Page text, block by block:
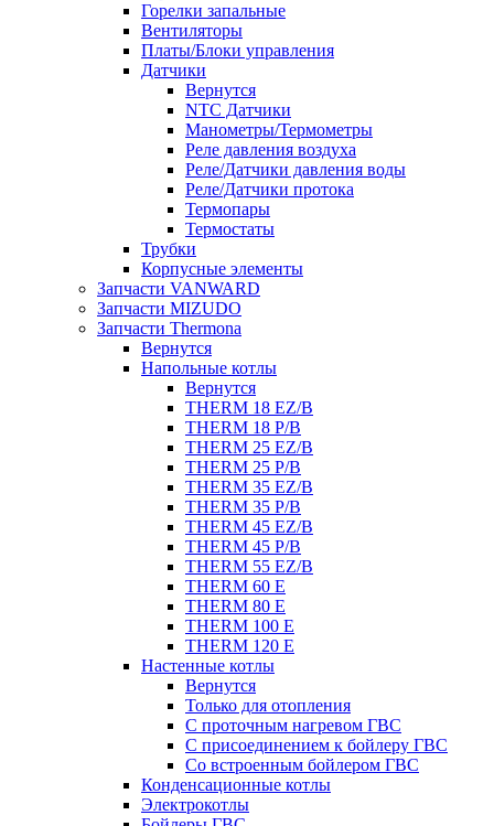
Горелки запальные
Вентиляторы
Платы/Блоки управления
Датчики
Вернутся
NTC Датчики
Манометры/Термометры
Реле давления воздуха
Реле/Датчики давления воды
Реле/Датчики протока
Термопары
Термостаты
Трубки
Корпусные элементы
Запчасти VANWARD
Запчасти MIZUDO
Запчасти Thermona
Вернутся
Напольные котлы
Вернутся
THERM 18 EZ/B
THERM 18 P/B
THERM 25 EZ/B
THERM 25 P/B
THERM 35 EZ/B
THERM 35 P/B
THERM 45 EZ/B
THERM 45 P/B
THERM 55 EZ/B
THERM 60 E
THERM 80 E
THERM 100 E
THERM 120 E
Настенные котлы
Вернутся
Только для отопления
С проточным нагревом ГВС
С присоединением к бойлеру ГВС
Со встроенным бойлером ГВС
Конденсационные котлы
Электрокотлы